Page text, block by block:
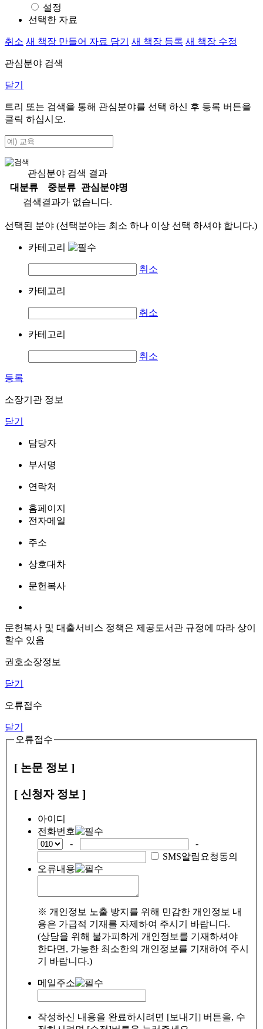
설정
선택한 자료
취소 새 책장 만들어 자료 담기 새 책장 등록 새 책장 수정
관심분야 검색
닫기
트리 또는 검색을 통해 관심분야를 선택 하신 후 등록 버튼을
클릭 하십시오.
관심분야 검색 결과
대분류
중분류
관심분야명
검색결과가 없습니다.
선택된 분야 (선택분야는 최소 하나 이상 선택 하셔야 합니다.)
카테고리
취소
카테고리
취소
카테고리
취소
등록
소장기관 정보
닫기
담당자
부서명
연락처
홈페이지
전자메일
주소
상호대차
문헌복사
문헌복사 및 대출서비스 정책은 제공도서관 규정에 따라 상이
할수 있음
권호소장정보
닫기
오류접수
닫기
오류접수
[ 논문 정보 ]
[ 신청자 정보 ]
아이디
전화번호
-
-
SMS알림요청동의
오류내용
※ 개인정보 노출 방지를 위해 민감한 개인정보 내
용은 가급적 기재를 자제하여 주시기 바랍니다.
(상담을 위해 불가피하게 개인정보를 기재하셔야
한다면, 가능한 최소한의 개인정보를 기재하여 주시
기 바랍니다.)
메일주소
작성하신 내용을 완료하시려면 [보내기] 버튼을, 수